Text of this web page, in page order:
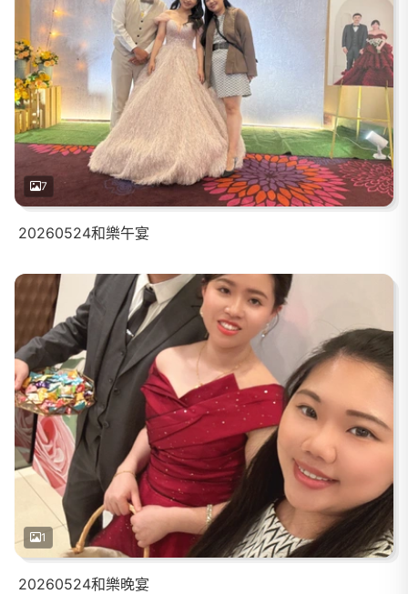
7
20260524和樂午宴
1
20260524和樂晚宴